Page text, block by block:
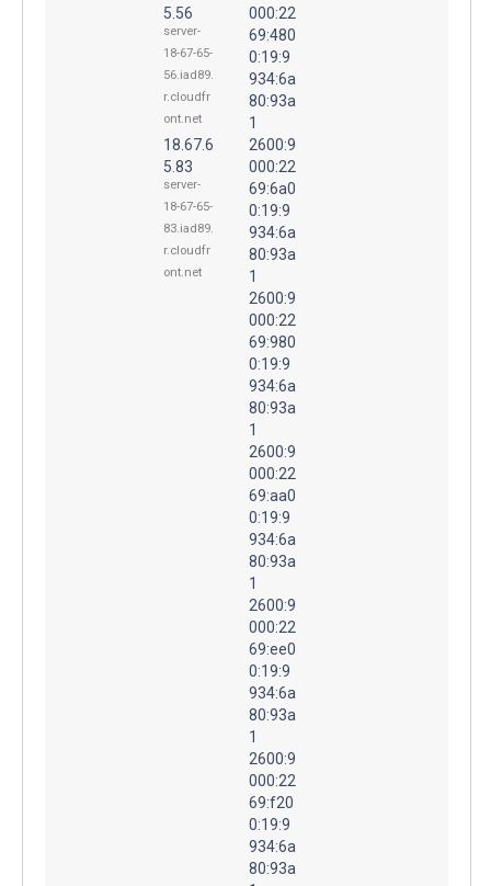
5.56
server-
18-67-65-
56.iad89.
r.cloudfr
ont.net
18.67.6
5.83
server-
18-67-65-
83.iad89.
r.cloudfr
ont.net
000:22
69:480
0:19:9
934:6a
80:93a
1
2600:9
000:22
69:6a0
0:19:9
934:6a
80:93a
1
2600:9
000:22
69:980
0:19:9
934:6a
80:93a
1
2600:9
000:22
69:aa0
0:19:9
934:6a
80:93a
1
2600:9
000:22
69:ee0
0:19:9
934:6a
80:93a
1
2600:9
000:22
69:f20
0:19:9
934:6a
80:93a